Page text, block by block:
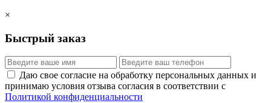
×
Быстрый заказ
Даю свое согласие на обработку персональных данных и
принимаю условия отзыва согласия в соответствии с
Политикой конфиденциальности